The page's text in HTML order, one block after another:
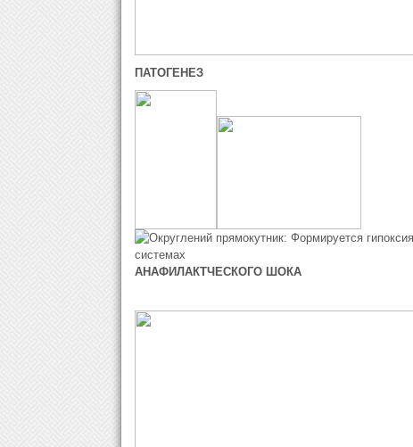
ПАТОГЕНЕЗ
АНАФИЛАКТЧЕСКОГО ШОКА